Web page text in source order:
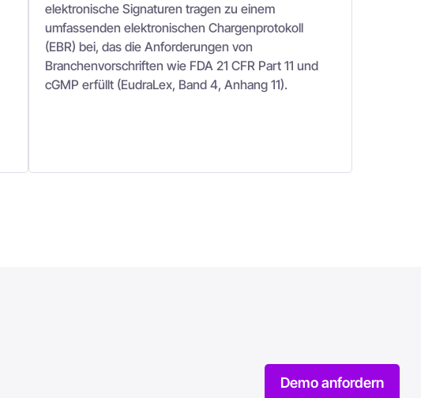
elektronische Signaturen tragen zu einem
umfassenden elektronischen Chargenprotokoll
(EBR) bei, das die Anforderungen von
Branchenvorschriften wie FDA 21 CFR Part 11 und
cGMP erfüllt (EudraLex, Band 4, Anhang 11).
Demo anfordern